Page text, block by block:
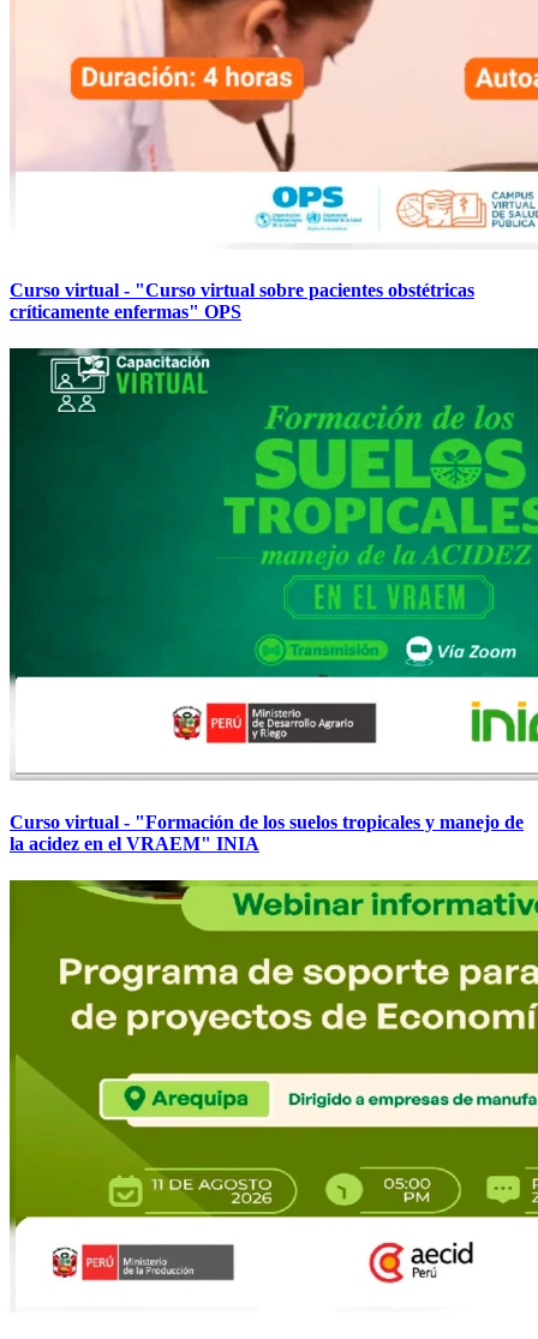
Curso virtual - "Curso virtual sobre pacientes obstétricas
críticamente enfermas" OPS
Curso virtual - "Formación de los suelos tropicales y manejo de
la acidez en el VRAEM" INIA